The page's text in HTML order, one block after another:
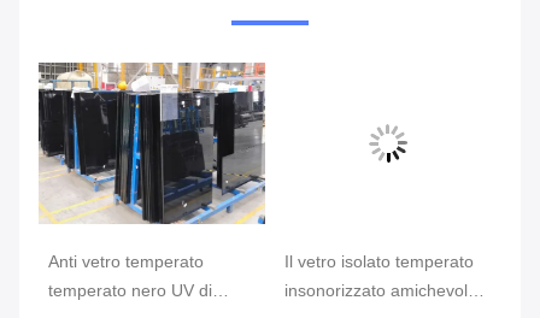
Anti vetro temperato
temperato nero UV di
Il vetro isolato temperato
insonorizzato amichevole